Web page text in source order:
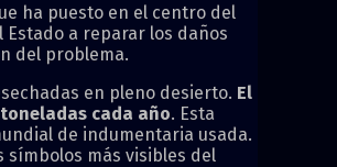
ha puesto en el centro del
Estado a reparar los daños
del problema.
en pleno desierto. El
cada año. Esta
de indumentaria usada.
símbolos más visibles del